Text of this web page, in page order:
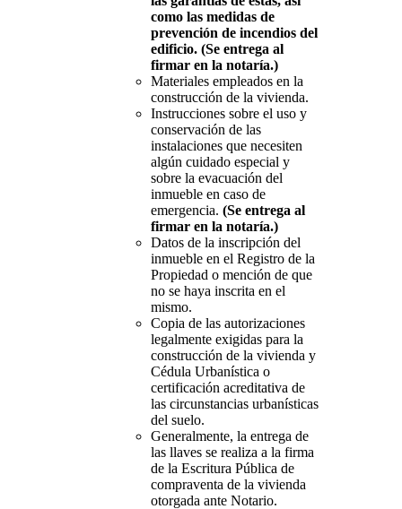
como las medidas de
prevención de incendios del
edificio. (Se entrega al
firmar en la notaría.)
Materiales empleados en la
construcción de la vivienda.
Instrucciones sobre el uso y
conservación de las
instalaciones que necesiten
algún cuidado especial y
sobre la evacuación del
inmueble en caso de
emergencia. (Se entrega al
firmar en la notaría.)
Datos de la inscripción del
inmueble en el Registro de la
Propiedad o mención de que
no se haya inscrita en el
mismo.
Copia de las autorizaciones
legalmente exigidas para la
construcción de la vivienda y
Cédula Urbanística o
certificación acreditativa de
las circunstancias urbanísticas
del suelo.
Generalmente, la entrega de
las llaves se realiza a la firma
de la Escritura Pública de
compraventa de la vivienda
otorgada ante Notario.